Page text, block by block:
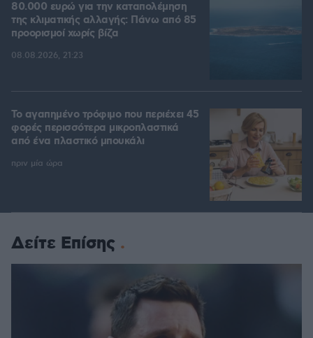
80.000 ευρώ για την καταπολέμηση
της κλιματικής αλλαγής: Πάνω από 85
προορισμοί χωρίς βίζα
08.08.2026, 21:23
Το αγαπημένο τρόφιμο που περιέχει 45
φορές περισσότερα μικροπλαστικά
από ένα πλαστικό μπουκάλι
πριν μία ώρα
Δείτε Επίσης